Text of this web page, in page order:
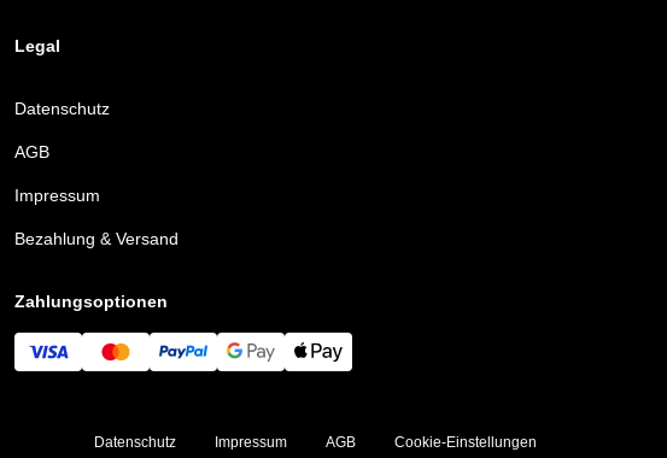
Legal
Datenschutz
AGB
Impressum
Bezahlung & Versand
Zahlungsoptionen
Datenschutz Impressum AGB Cookie-Einstellungen